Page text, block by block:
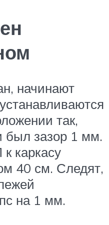
начинают
так,
зазор 1 мм.
каркасу
40 см. Следят,
на 1 мм.